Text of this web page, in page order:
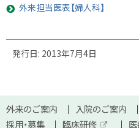
外来担当医表【婦人科】
ッ
戻
る
発行日: 2013年7月4日
本
文サ
外来のご案内 入院のご案内
採用・募集
臨床研修